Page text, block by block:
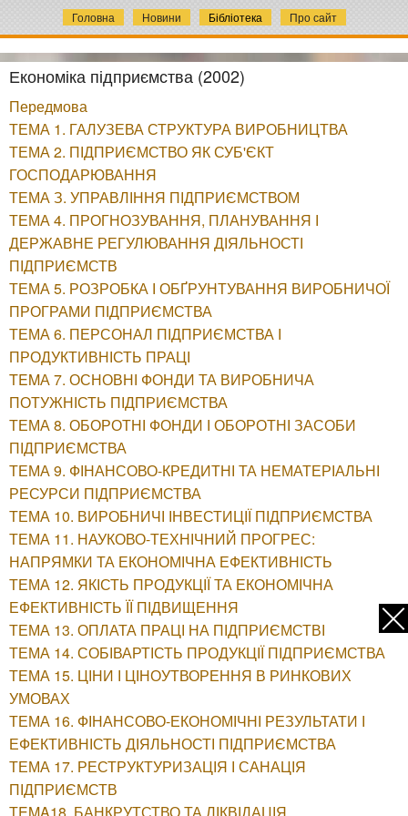
Головна Новини Бібліотека Про сайт
Економіка підприємства (2002)
Передмова
ТЕМА 1. ГАЛУЗЕВА СТРУКТУРА ВИРОБНИЦТВА
ТЕМА 2. ПІДПРИЄМСТВО ЯК СУБ'ЄКТ
ГОСПОДАРЮВАННЯ
ТЕМА З. УПРАВЛІННЯ ПІДПРИЄМСТВОМ
ТЕМА 4. ПРОГНОЗУВАННЯ, ПЛАНУВАННЯ І
ДЕРЖАВНЕ РЕГУЛЮВАННЯ ДІЯЛЬНОСТІ
ПІДПРИЄМСТВ
ТЕМА 5. РОЗРОБКА І ОБҐРУНТУВАННЯ ВИРОБНИЧОЇ
ПРОГРАМИ ПІДПРИЄМСТВА
ТЕМА 6. ПЕРСОНАЛ ПІДПРИЄМСТВА І
ПРОДУКТИВНІСТЬ ПРАЦІ
TEMА 7. ОСНОВНІ ФОНДИ ТА ВИРОБНИЧА
ПОТУЖНІСТЬ ПІДПРИЄМСТВА
ТЕМА 8. ОБОРОТНІ ФОНДИ І ОБОРОТНІ ЗАСОБИ
ПІДПРИЄМСТВА
ТЕМА 9. ФІНАНСОВО-КРЕДИТНІ ТА НЕМАТЕРІАЛЬНІ
РЕСУРСИ ПІДПРИЄМСТВА
ТЕМА 10. ВИРОБНИЧІ ІНВЕСТИЦІЇ ПІДПРИЄМСТВА
ТЕМА 11. НАУКОВО-ТЕХНІЧНИЙ ПРОГРЕС:
НАПРЯМКИ ТА ЕКОНОМІЧНА ЕФЕКТИВНІСТЬ
ТЕМА 12. ЯКІСТЬ ПРОДУКЦІЇ ТА ЕКОНОМІЧНА
ЕФЕКТИВНІСТЬ ЇЇ ПІДВИЩЕННЯ
ТЕМА 13. ОПЛАТА ПРАЦІ НА ПІДПРИЄМСТВІ
ТЕМА 14. СОБІВАРТІСТЬ ПРОДУКЦІЇ ПІДПРИЄМСТВА
ТЕМА 15. ЦІНИ І ЦІНОУТВОРЕННЯ В РИНКОВИХ
УМОВАХ
ТЕМА 16. ФІНАНСОВО-ЕКОНОМІЧНІ РЕЗУЛЬТАТИ І
ЕФЕКТИВНІСТЬ ДІЯЛЬНОСТІ ПІДПРИЄМСТВА
ТЕМА 17. РЕСТРУКТУРИЗАЦІЯ І САНАЦІЯ
ПІДПРИЄМСТВ
ТEMA18. БАНКРУТСТВО ТА ЛІКВІДАЦІЯ